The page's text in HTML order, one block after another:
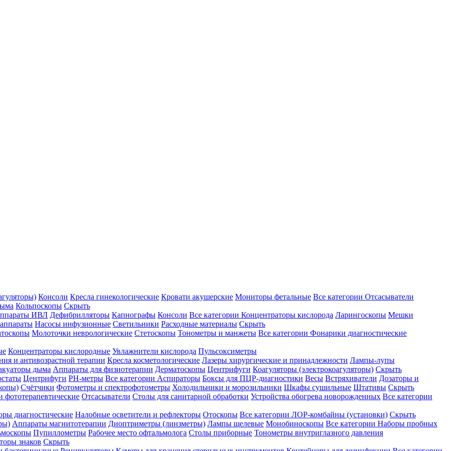
Консоли Кресла гинекологические Кровати акушерские Мониторы фетальные Все категории Отсасыватели
Кольпоскопы Скрыть
ИВЛ Дефибрилляторы Капнографы Консоли Все категории Концентраторы кислорода Ларингоскопы Мешки
Насосы инфузионные Светильники Расходные материалы Скрыть
Молоточки неврологические Стетоскопы Тонометры и манжеты Все категории Фонарики диагностические
Концентраторы кислородные Увлажнители кислорода Пульсоксиметры
и антивозрастной терапии Кресла косметологические Лазеры хирургические и принадлежности Лампы-лупы
дыма Аппараты для физиотерапии Дерматоскопы Центрифуги Коагуляторы (электрокоагуляторы) Скрыть
Центрифуги PH-метры Все категории Аспираторы Боксы для ПЦР-диагностики Весы Встряхиватели Дозаторы и
Счётчики Фотометры и спектрофотометры Холодильники и морозильники Шкафы сушильные Штативы Скрыть
фототерапевтические Отсасыватели Столы для санитарной обработки Устройства обогрева новорожденных Все категории
диагностические Налобные осветители и рефлекторы Отоскопы Все категории ЛОР-комбайны (установки) Скрыть
Аппараты магнитотерапии Диоптриметры (линзметры) Лампы щелевые Монобиноскопы Все категории Наборы пробных
Пупиллометры Рабочее место офтальмолога Столы приборные Тонометры внутриглазного давления
знаков Скрыть